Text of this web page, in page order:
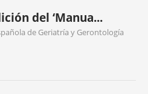
del ‘Manua...
de Geriatría y Gerontología